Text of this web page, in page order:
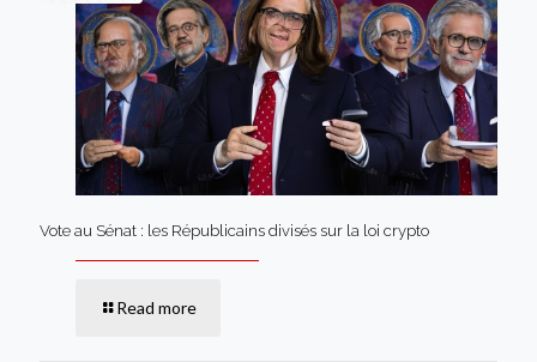
Vote au Sénat : les Républicains divisés sur la loi crypto
Read more